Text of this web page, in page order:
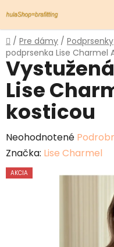
na
obsah
Domov
/ Pre dámy / Podprsenky
podprsenka Lise Charmel
Lise
kosticou
Priemerné
hodnotenie
produktu
Neohodnotené
Značka: Lise Charmel
AKCIA